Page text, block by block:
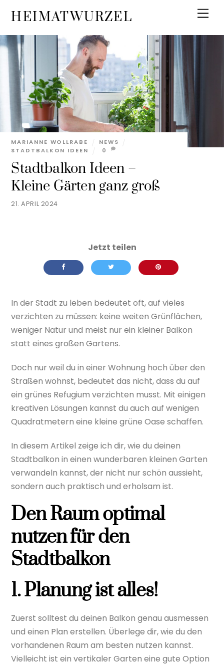
content
HEIMATWURZEL
21. APRIL 2024
Stadtbalkon Ideen –
Kleine Gärten ganz groß
MARIANNE WOLLRABE
NEWS
STADTBALKON IDEEN
0
In der Stadt zu leben bedeutet oft, auf vieles
verzichten zu müssen: keine weiten Grünflächen,
weniger Natur und meist nur ein kleiner Balkon
statt eines großen Gartens.
Doch nur weil du in einer Wohnung hoch über den
Straßen wohnst, bedeutet das nicht, dass du auf
ein grünes Refugium verzichten musst. Mit einigen
kreativen Lösungen kannst du auch auf wenigen
Quadratmetern eine kleine grüne Oase schaffen.
In diesem Artikel zeige ich dir, wie du deinen
Stadtbalkon in einen wunderbaren kleinen Garten
verwandeln kannst, der nicht nur schön aussieht,
sondern auch praktisch und erholsam ist.
Den Raum optimal
nutzen für den
Stadtbalkon
1. Planung ist alles!
Zuerst solltest du deinen Balkon genau ausmessen
und einen Plan erstellen. Überlege dir, wie du den
vorhandenen Raum am besten nutzen kannst.
Vielleicht ist ein vertikaler Garten eine gute Option